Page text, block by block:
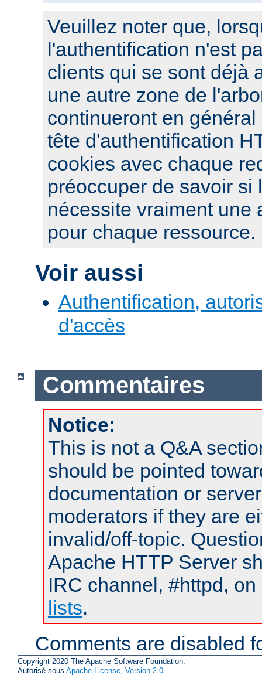
Veuillez noter que,
l'authentification n'est
clients qui se sont déjà
une autre zone de
continueront en
tête d'authentification
cookies avec chaque
préoccuper de savoir si
nécessite vraiment une
pour chaque ressource.
Voir aussi
Authentification,
d'accès
Commentaires
Notice:
This is not a Q&A
should be pointed
documentation or
moderators if they are
invalid/off-topic.
Apache HTTP Server
IRC channel, #httpd,
lists.
Comments are disabled
Copyright 2020 The Apache Software Foundation.
Autorisé sous Apache License, Version 2.0.